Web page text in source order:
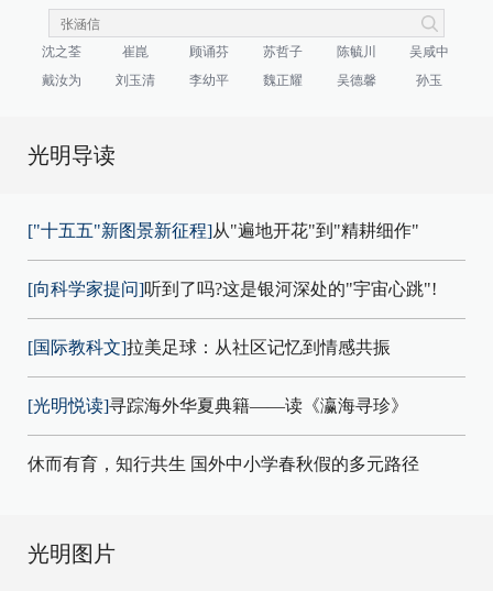
沈之荃 崔崑 顾诵芬 苏哲子 陈毓川
吴咸中
戴汝为
刘玉清 李幼平 魏正耀 吴德馨 孙玉
光明导读
["十五五"新图景新征程]从"遍地开花"到"精耕细作"
[向科学家提问]听到了吗?这是银河深处的"宇宙心跳"!
[国际教科文]拉美足球：从社区记忆到情感共振
[光明悦读]寻踪海外华夏典籍——读《瀛海寻珍》
休而有育，知行共生 国外中小学春秋假的多元路径
光明图片